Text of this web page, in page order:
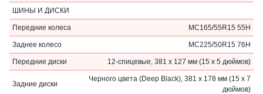
ШИНЫ И ДИСКИ
Передние колеса MC165/55R15 55H
Заднее колесо MC225/50R15 76H
Передние диски 12-спицевые, 381 x 127 мм (15 x 5 дюймов)
Задние диски
Черного цвета (Deep Black), 381 x 178 мм (15 x 7
дюймов)